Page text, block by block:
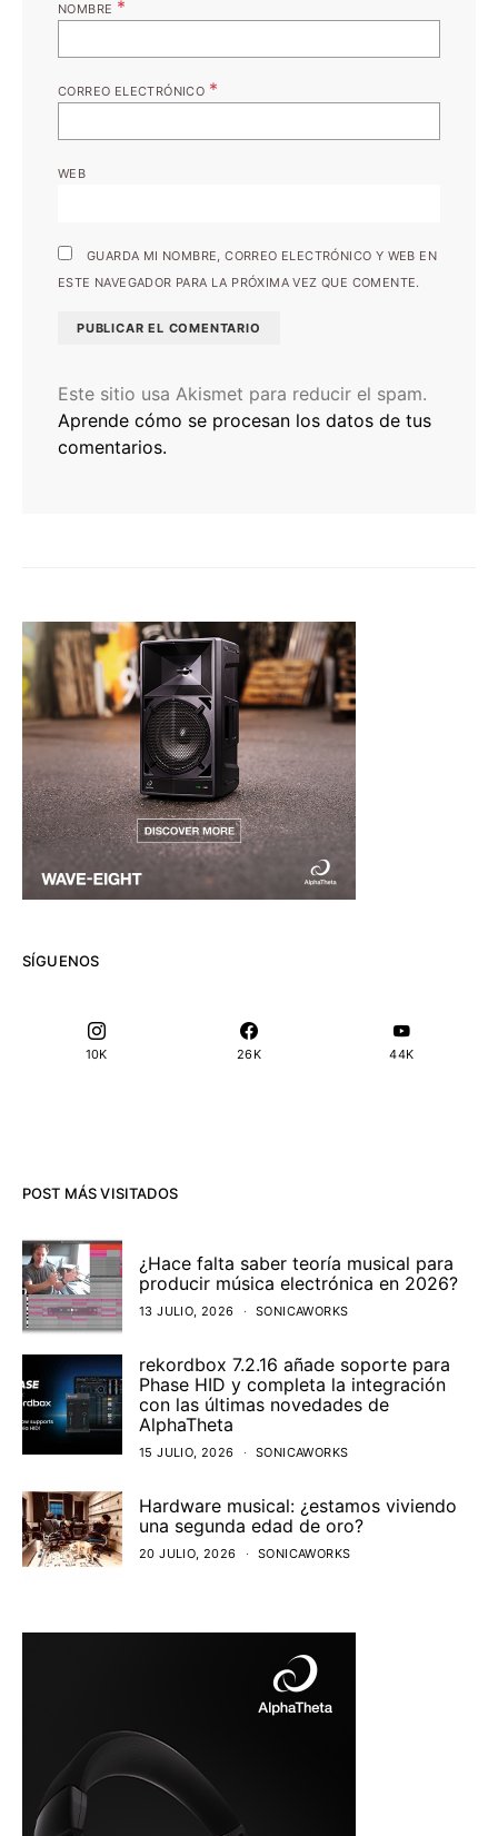
NOMBRE *
CORREO ELECTRÓNICO *
WEB
GUARDA MI NOMBRE, CORREO ELECTRÓNICO Y WEB EN
ESTE NAVEGADOR PARA LA PRÓXIMA VEZ QUE COMENTE.
Este sitio usa Akismet para reducir el spam.
Aprende cómo se procesan los datos de tus
comentarios.
SÍGUENOS
10K 26K 44K
POST MÁS VISITADOS
¿Hace falta saber teoría musical para
producir música electrónica en 2026?
13 JULIO, 2026 SONICAWORKS
rekordbox 7.2.16 añade soporte para
Phase HID y completa la integración
con las últimas novedades de
AlphaTheta
15 JULIO, 2026 SONICAWORKS
Hardware musical: ¿estamos viviendo
una segunda edad de oro?
20 JULIO, 2026 SONICAWORKS